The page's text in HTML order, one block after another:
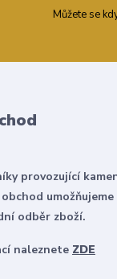
Můžete se
provozující
umožňujeme
odběr zboží.
naleznete ZDE